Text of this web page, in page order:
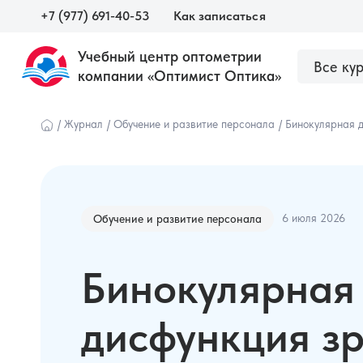
+7 (977) 691-40-53 Как записаться
Учебный центр оптометрии
компании «Оптимист Оптика»
Все
Наши курсы
Оптометристам и врачам
/ Журнал / Обучение и развитие персонала / Бинокулярная
Обучение и развитие персонала 6 июля 2026
Бинокулярная
дисфункция